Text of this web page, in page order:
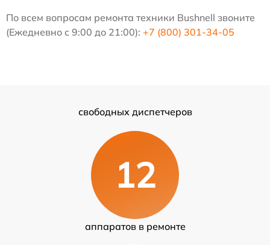
По всем вопросам ремонта техники Bushnell звоните
(Ежедневно с 9:00 до 21:00): +7 (800) 301-34-05
свободных диспетчеров
12
аппаратов в ремонте